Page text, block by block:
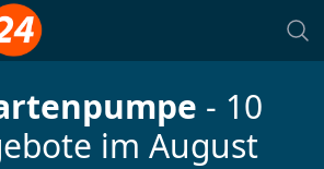
- 10
im August